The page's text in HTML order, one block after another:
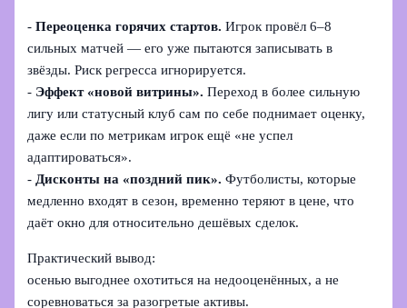
-Переоценка горячих стартов. Игрок провёл 6–8
сильных матчей — его уже пытаются записывать в
звёзды. Риск регресса игнорируется.
- Эффект «новой витрины». Переход в более сильную
лигу или статусный клуб сам по себе поднимает оценку,
даже если по метрикам игрок ещё «не успел
адаптироваться».
-Дисконты на «поздний пик». Футболисты, которые
медленно входят в сезон, временно теряют в цене, что
даёт окно для относительно дешёвых сделок.
Практический вывод:
осенью выгоднее охотиться на недооценённых, а не
соревноваться за разогретые активы.